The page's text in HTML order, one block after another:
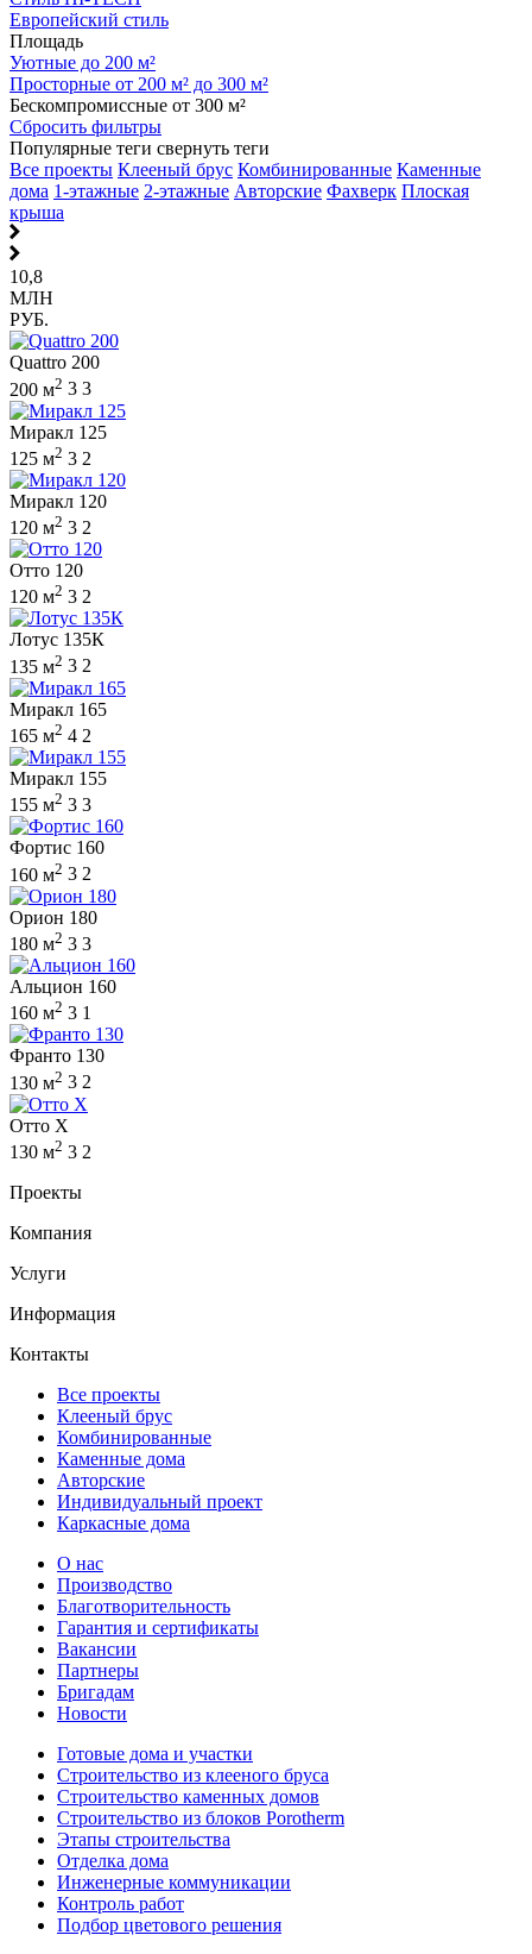
Европейский стиль
Площадь
Уютные до 200 м²
Просторные от 200 м² до 300 м²
Бескомпромиссные от 300 м²
Сбросить фильтры
Популярные теги свернуть теги
Все проекты Клееный брус Комбинированные Каменные
дома 1-этажные 2-этажные Авторские Фахверк Плоская
крыша
10,8
МЛН
РУБ.
Quattro 200
200 м2 3 3
Миракл 125
125 м2 3 2
Миракл 120
120 м2 3 2
Отто 120
120 м2 3 2
Лотус 135К
135 м2 3 2
Миракл 165
165 м2 4 2
Миракл 155
155 м2 3 3
Фортис 160
160 м2 3 2
Орион 180
180 м2 3 3
Альцион 160
160 м2 3 1
Франто 130
130 м2 3 2
Отто Х
130 м2 3 2
Проекты
Компания
Услуги
Информация
Контакты
Все проекты
Клееный брус
Комбинированные
Каменные дома
Авторские
Индивидуальный проект
Каркасные дома
О нас
Производство
Благотворительность
Гарантия и сертификаты
Вакансии
Партнеры
Бригадам
Новости
Готовые дома и участки
Строительство из клееного бруса
Строительство каменных домов
Строительство из блоков Porotherm
Этапы строительства
Отделка дома
Инженерные коммуникации
Контроль работ
Подбор цветового решения